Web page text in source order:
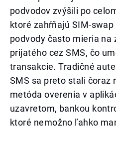
podvodov zvýšili po
ktoré zahŕňajú SIM-
podvody často mieria na
prijatého cez SMS, čo
transakcie. Tradičné
SMS sa preto stali čoraz
metóda overenia v
uzavretom, bankou
ktoré nemožno ľahko